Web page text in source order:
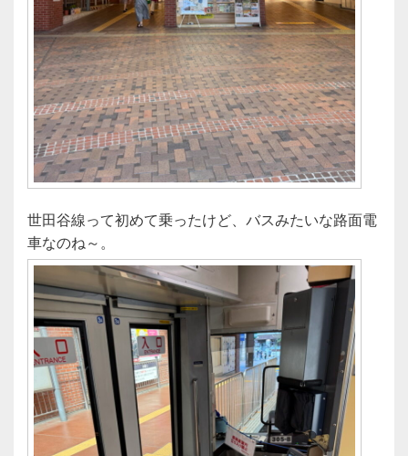
世田谷線って初めて乗ったけど、バスみたいな路面電
車なのね～。